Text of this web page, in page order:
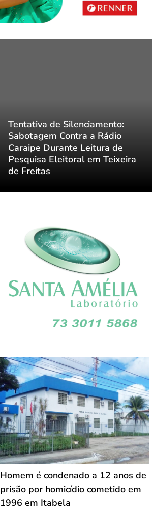
Tentativa de Silenciamento:
Sabotagem Contra a Rádio
Caraipe Durante Leitura de
Pesquisa Eleitoral em Teixeira
de Freitas
Homem é condenado a 12 anos de
prisão por homicídio cometido em
1996 em Itabela